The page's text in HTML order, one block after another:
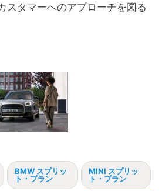
スタマーへのアプローチを図る
BMW スプリッ
ト・プラン
MINI スプリッ
ト・プラン